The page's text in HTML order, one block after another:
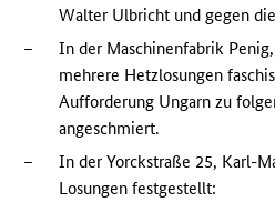
Walter Ulbricht und gegen
–
In der Maschinenfabrik
mehrere Hetzlosungen
Aufforderung Ungarn zu
angeschmiert.
–
In der Yorckstraße 25, Karl-
Losungen festgestellt: